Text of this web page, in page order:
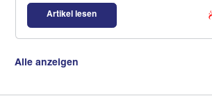
Artikel lesen
Alle anzeigen